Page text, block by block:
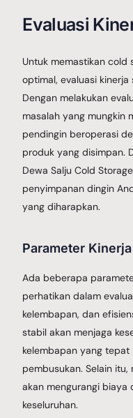
Evaluasi
Untuk memastikan cold
optimal, evaluasi
Dengan melakukan
masalah yang mungkin
pendingin beroperasi
produk yang disimpan.
Dewa Salju Cold
penyimpanan dingin
yang diharapkan.
Parameter
Ada beberapa
perhatikan dalam
kelembapan, dan
stabil akan menjaga
kelembapan yang tepat
pembusukan. Selain
akan mengurangi biaya
keseluruhan.